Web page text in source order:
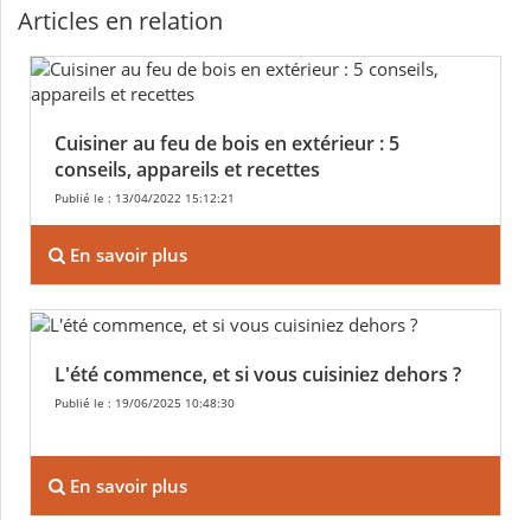
Articles en relation
Cuisiner au feu de bois en extérieur : 5
conseils, appareils et recettes
Publié le : 13/04/2022 15:12:21
En savoir plus
L'été commence, et si vous cuisiniez dehors ?
Publié le : 19/06/2025 10:48:30
En savoir plus